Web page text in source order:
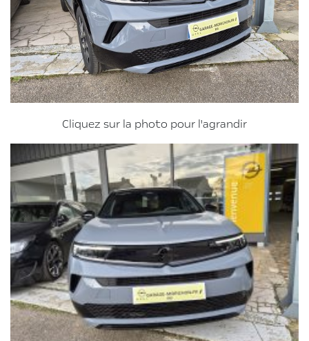
Cliquez sur la photo pour l'agrandir